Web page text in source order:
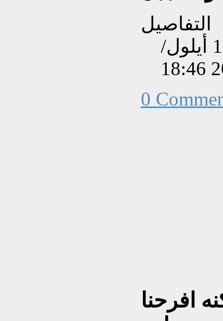
التفاصيل
تم إنشاءه بتاريخ الأربعاء, 19 أيلول/
0
افرحنا